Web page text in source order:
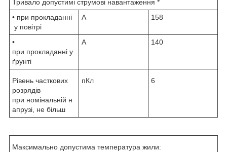
Тривало допустимі струмові навантаження *
• при прокладанні
у повітрі
А 158
•
при прокладанні у
ґрунті
А 140
Рівень часткових
розрядів
при номінальній н
апрузі, не більш
пКл 6
Максимально допустима температура жили: